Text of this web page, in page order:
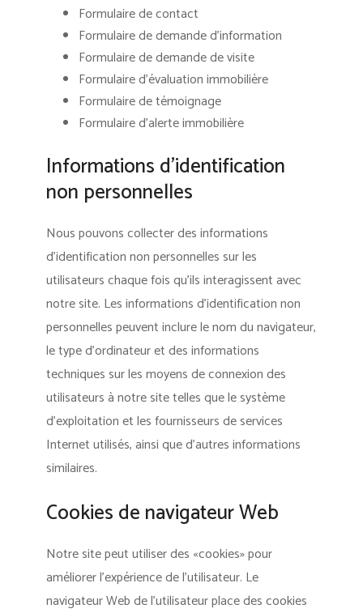
Formulaire de contact
Formulaire de demande d’information
Formulaire de demande de visite
Formulaire d’évaluation immobilière
Formulaire de témoignage
Formulaire d’alerte immobilière
Informations d’identification
non personnelles
Nous pouvons collecter des informations
d’identification non personnelles sur les
utilisateurs chaque fois qu’ils interagissent avec
notre site. Les informations d’identification non
personnelles peuvent inclure le nom du navigateur,
le type d’ordinateur et des informations
techniques sur les moyens de connexion des
utilisateurs à notre site telles que le système
d’exploitation et les fournisseurs de services
Internet utilisés, ainsi que d’autres informations
similaires.
Cookies de navigateur Web
Notre site peut utiliser des «cookies» pour
améliorer l’expérience de l’utilisateur. Le
navigateur Web de l’utilisateur place des cookies